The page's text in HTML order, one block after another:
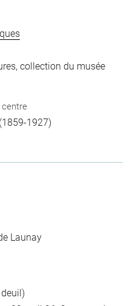
collection du musée
(1859-1927)
Launay